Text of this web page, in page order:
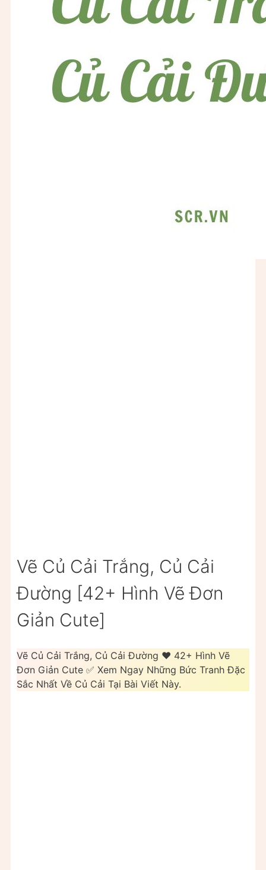
Vẽ Củ Cải Trắng, Củ Cải
Đường [42+ Hình Vẽ Đơn
Giản Cute]
Vẽ Củ Cải Trắng, Củ Cải Đường ❤️ 42+ Hình Vẽ
Đơn Giản Cute ✅ Xem Ngay Những Bức Tranh Đặc
Sắc Nhất Về Củ Cải Tại Bài Viết Này.